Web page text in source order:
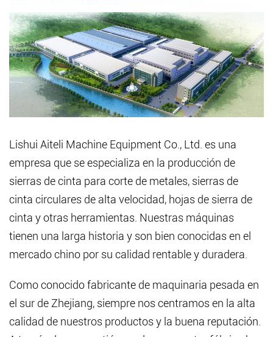
Lishui Aiteli Machine Equipment Co., Ltd. es una
empresa que se especializa en la producción de
sierras de cinta para corte de metales, sierras de
cinta circulares de alta velocidad, hojas de sierra de
cinta y otras herramientas. Nuestras máquinas
tienen una larga historia y son bien conocidas en el
mercado chino por su calidad rentable y duradera.
Como conocido fabricante de maquinaria pesada en
el sur de Zhejiang, siempre nos centramos en la alta
calidad de nuestros productos y la buena reputación.